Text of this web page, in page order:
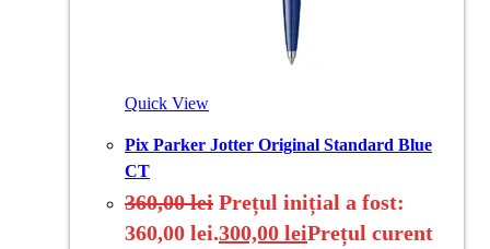
Quick View
Pix Parker Jotter Original Standard Blue
CT
360,00lei Prețul inițial a fost:
360,00 lei.300,00 leiPrețul curent